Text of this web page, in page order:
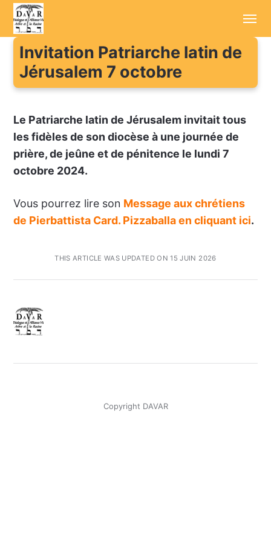
Invitation Patriarche latin de
Jérusalem 7 octobre
Le Patriarche latin de Jérusalem invitaittous
les fidèles de son diocèse à une journée de
prière, de jeûne et de pénitence le lundi 7
octobre 2024.
Vous pourrez lire son Message aux chrétiens
de Pierbattista Card. Pizzaballa en cliquant ici.
THIS ARTICLE WAS UPDATED ON 15 JUIN 2026
Copyright DAVAR
Accueil
Annonces
Sessions d'été
Conférenciers
Aller plus loin
Contact